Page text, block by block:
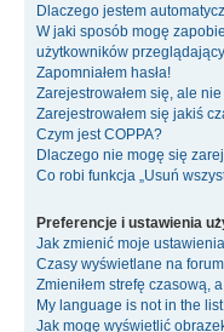
Dlaczego jestem
W jaki sposób mogę
użytkowników
Zapomniałem hasła!
Zarejestrowałem się, ale
Zarejestrowałem się jakiś
Czym jest COPPA?
Dlaczego nie mogę się
Co robi funkcja „Usuń
Preferencje i ustawienia
Jak zmienić moje
Czasy wyświetlane na
Zmieniłem strefę czasową,
My language is not in the
Jak mogę wyświetlić